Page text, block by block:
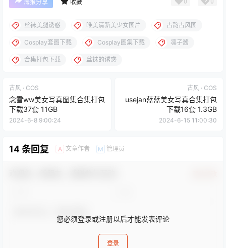
海报分享 收藏
丝袜美腿诱惑 唯美清新美少女图片 古韵古风图
Cosplay套图下载 Cosplay图集下载 凛子酱
合集打包下载 丝袜的诱惑
古风 · COS
念雪ww美女写真图集合集打包
下载37套 11GB
2024-6-8 9:00:24
古风 · COS
usejan蓝蓝美女写真合集打包
下载16套 1.3GB
2024-6-15 11:00:30
14 条回复 A 文章作者 M 管理员
您必须登录或注册以后才能发表评论
登录